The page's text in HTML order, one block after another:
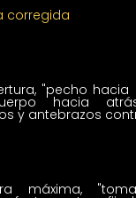
corregida
"pecho hacia
hacia
y antebrazos
máxima,